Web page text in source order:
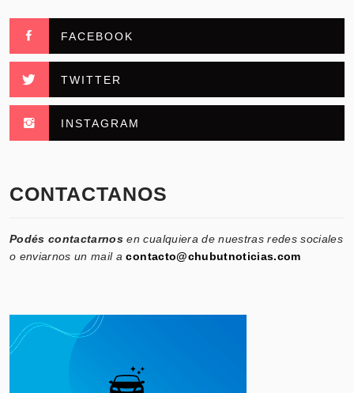
FACEBOOK
TWITTER
INSTAGRAM
CONTACTANOS
Podés contactarnos en cualquiera de nuestras redes sociales
o enviarnos un mail acontacto@chubutnoticias.com